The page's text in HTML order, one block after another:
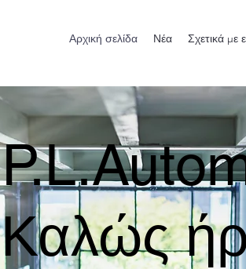
Αρχική σελίδα Νέα Σχετικά με
Καλώς